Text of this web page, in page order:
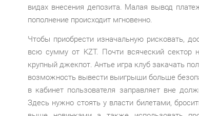
видах внесения депозита. Малая вывод
пополнение происходит мгновенно.
Чтобы приобрести изначальную рисковать,
всю сумму от KZT. Почти всяческий сектор
крупный джекпот. Антье игра клуб закачать
возможность вывести выигрыши больше
в кабинет пользователя заправляет вне
Здесь нужно стоять у власти билетами,